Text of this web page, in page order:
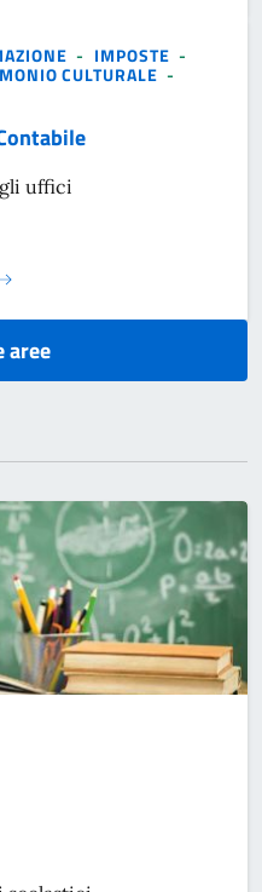
- IMPOSTE -
CULTURALE -
uffici
aree